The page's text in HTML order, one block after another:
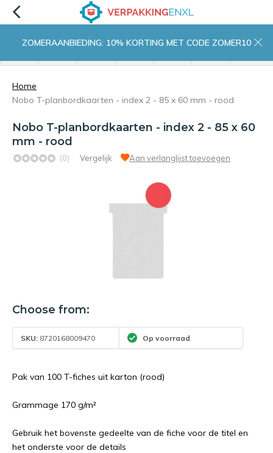
ZOMERAANBIEDING: 10% KORTING MET CODE ZOMER10
Home
Nobo T-planbordkaarten - index 2 - 85 x 60 mm - rood
Nobo T-planbordkaarten - index 2 - 85 x 60
mm - rood
(0) Vergelijk Aan verlanglijst toevoegen
Choose from:
SKU: 8720168009470 Op voorraad
Pak van 100 T-fiches uit karton (rood)
Grammage 170 g/m²
Gebruik het bovenste gedeelte van de fiche voor de titel en
het onderste voor de details